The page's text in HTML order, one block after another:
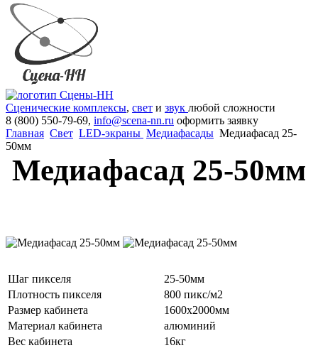
Сценические комплексы, свет и звук любой сложности
8 (800) 550-79-69, info@scena-nn.ru оформить заявку
Главная Свет LED-экраны Медиафасады Медиафасад 25-
50мм
Медиафасад 25-50мм
Шаг пикселя
25-50мм
Плотность пикселя
800 пикс/м2
Размер кабинета
1600х2000мм
Материал кабинета
алюминий
Вес кабинета
16кг